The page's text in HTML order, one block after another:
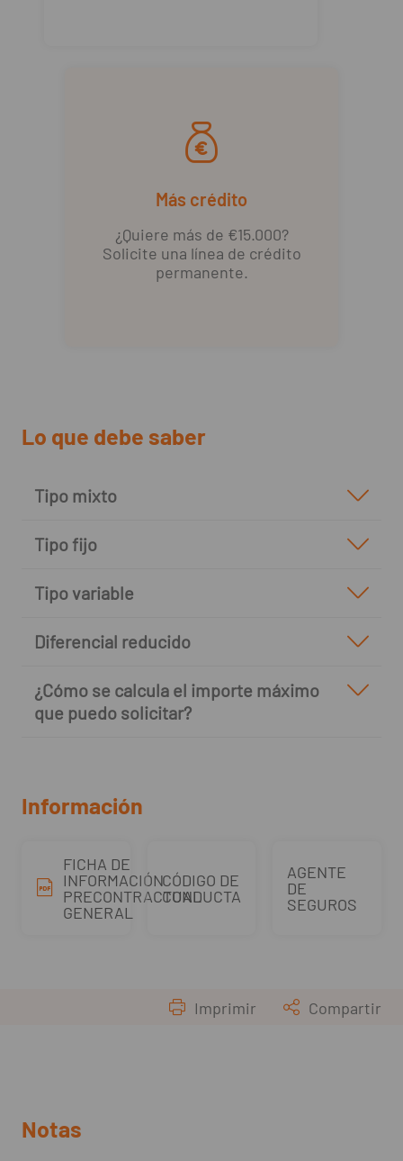
Más crédito
¿Quiere más de €15.000?
Solicite una línea de crédito
permanente.
Lo que debe saber
Tipo mixto
Tipo fijo
Tipo variable
Diferencial reducido
¿Cómo se calcula el importe máximo
que puedo solicitar?
Información
FICHA DE
INFORMACIÓN
PRECONTRACTUAL
GENERAL
CÓDIGO DE
CONDUCTA
AGENTE
DE
SEGUROS
Imprimir Compartir
Notas